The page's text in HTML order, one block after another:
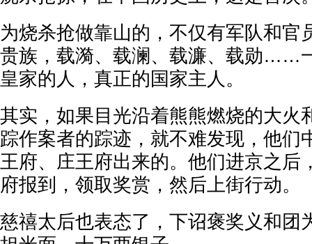
为烧杀抢做靠山的，不仅有军队和官
贵族，载漪、载澜、载濂、载勋……
皇家的人，真正的国家主人。
其实，如果目光沿着熊熊燃烧的大火
踪作案者的踪迹，就不难发现，他们
王府、庄王府出来的。他们进京之后
府报到，领取奖赏，然后上街行动。
慈禧太后也表态了，下诏褒奖义和团